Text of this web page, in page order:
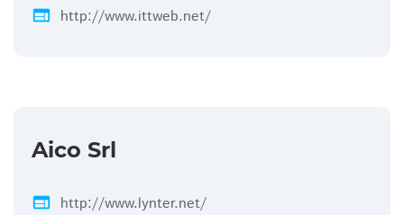
web http://www.ittweb.net/
Aico Srl
web http://www.lynter.net/